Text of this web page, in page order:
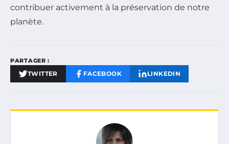
contribuer activement à la préservation de notre
planète.
PARTAGER :
TWITTER FACEBOOK LINKEDIN